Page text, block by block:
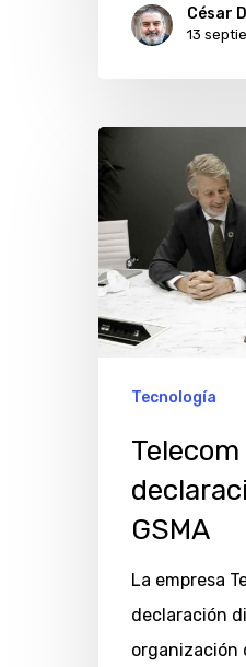
César
13
Telecom
se
suma
a
la
declaración
digital
GSMA
Tecnología
GSMA
La empresa
declaración
organización